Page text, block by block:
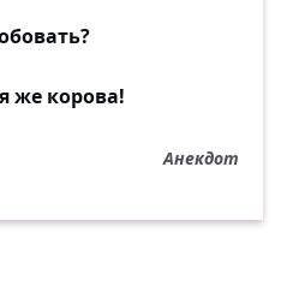
же корова!
Анекдот